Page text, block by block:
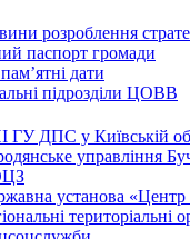
розроблення
паспорт громади
дати
підрозділи ЦОВВ
ГУ ДПС у Київській
управління
установа «Центр
територіальні